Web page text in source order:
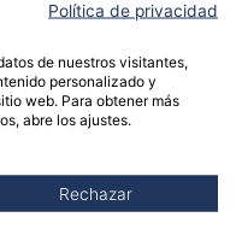
Share
Política de privacidad
de nuestros visitantes,
personalizado y
web. Para obtener más
abre los ajustes.
Rechazar